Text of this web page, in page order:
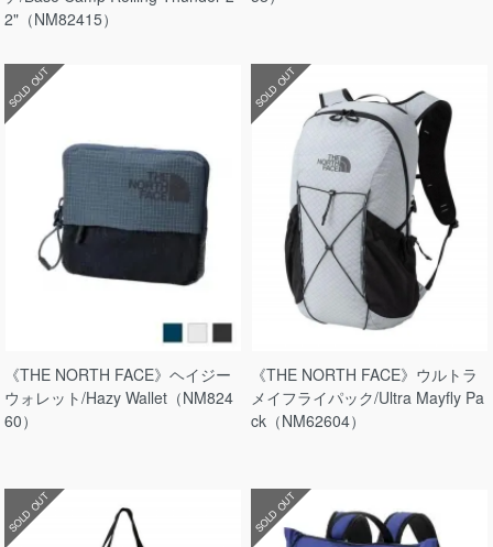
2"（NM82415）
SOLD OUT
《THE NORTH FACE》ヘイジー
ウォレット/Hazy Wallet（NM824
60）
SOLD OUT
《THE NORTH FACE》ウルトラ
メイフライパック/Ultra Mayfly Pa
ck（NM62604）
SOLD OUT SOLD OUT